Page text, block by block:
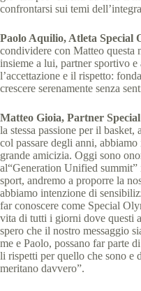
confrontarsi sui temi
Paolo Aquilio, Atleta Special
condividere con Matteo questa
insieme a lui, partner sportivo
l’accettazione e il rispetto:
crescere serenamente senza
Matteo Gioia, Partner
la stessa passione per il
col passare degli anni,
grande amicizia. Oggi sono
al“Generation Unified
sport, andremo a proporre la
abbiamo intenzione di
far conoscere come Special
vita di tutti i giorni dove questi
spero che il nostro messaggio
me e Paolo, possano far parte
li rispetti per quello che sono e
meritano davvero”.